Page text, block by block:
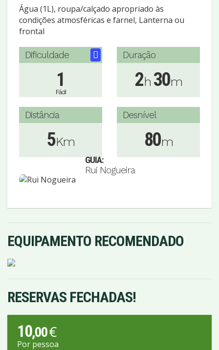
Água (1L), roupa/calçado apropriado às
condições atmosféricas e farnel, Lanterna ou
frontal
Dificuldade
1
Fácil
Duração
2h 30m
Distância
5Km
Desnível
80m
GUIA:
Rui Nogueira
EQUIPAMENTO RECOMENDADO
RESERVAS FECHADAS!
10,00€
Por pessoa